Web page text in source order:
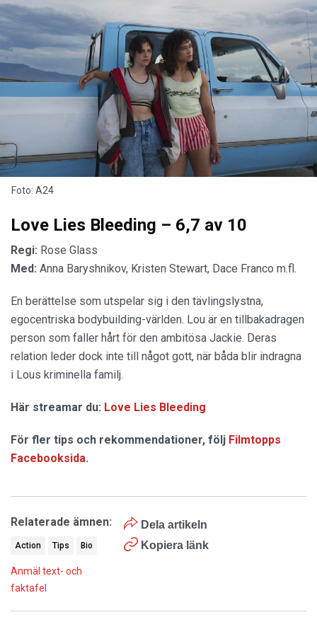
Foto: A24
Love Lies Bleeding – 6,7 av 10
Regi: Rose Glass
Med: Anna Baryshnikov, Kristen Stewart, Dace Franco m.fl.
En berättelse som utspelar sig i den tävlingslystna,
egocentriska bodybuilding-världen. Lou är en tillbakadragen
person som faller hårt för den ambitösa Jackie. Deras
relation leder dock inte till något gott, när båda blir indragna
i Lous kriminella familj.
Här streamar du: Love Lies Bleeding
För fler tips och rekommendationer, följ Filmtopps
Facebooksida.
Dela artikeln
Kopiera länk
Relaterade ämnen:
Action Tips Bio
Anmäl text- och
faktafel